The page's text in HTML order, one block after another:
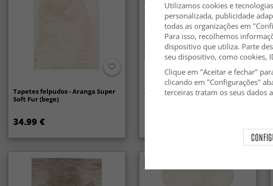
Tapetes felpudos - Aranga Super
Soft Fur (bege)
34.99 €
Anti-slip/Halkskydd
Utilizamos cookies e
personalizada, publicidade
todas as organizações em
Para isso, recolhemos
dispositivo que utiliza. Parte
seu dispositivo, como cookies,
Clique em "Aceitar e fechar"
clicando em "Configurações"
terceiras tratam os seus dados